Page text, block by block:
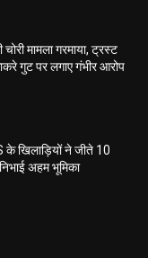
चोरी मामला गरमाया, ट्रस्ट
गुट पर लगाए गंभीर आरोप
खिलाड़ियों ने जीते 10
अहम भूमिका